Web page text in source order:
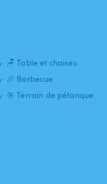
🪑 Table et chaises
🍖 Barbecue
🎯 Terrain de pétanque